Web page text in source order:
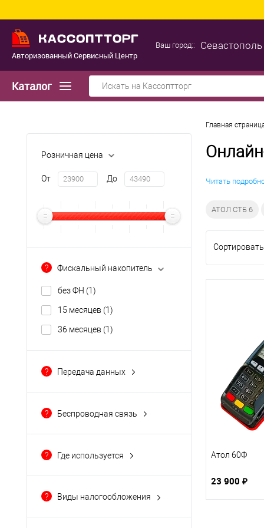
Авторизованный Сервисный Центр
Ваш город:: Севастополь
Каталог
Розничная цена
От До
? Фискальный накопитель
без ФН (1)
15 месяцев (1)
36 месяцев (1)
?
Передача данных
?
Беспроводная связь
?
Где используется
?
Виды налогообложения
Главная
Читать
АТОЛ СТБ 6
Атол 60Ф
23 900 ₽